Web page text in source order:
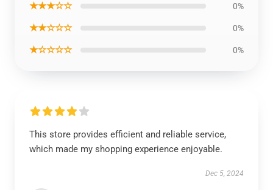
★★★☆☆ 0%
★★☆☆☆ 0%
★☆☆☆☆ 0%
This store provides efficient and reliable service,
which made my shopping experience enjoyable.
Dec 5, 2024